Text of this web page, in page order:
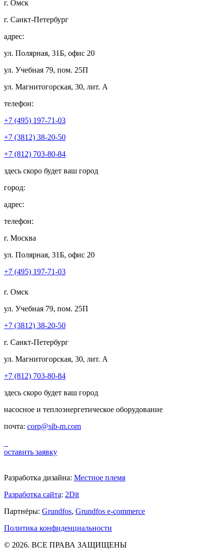
г. Омск
г. Санкт-Петербург
адрес:
ул. Полярная, 31Б, офис 20
ул. Учебная 79, пом. 25П
ул. Магнитогорская, 30, лит. А
телефон:
+7 (495) 197-71-03
+7 (3812) 38-20-50
+7 (812) 703-80-84
здесь скоро будет ваш город
город:
адрес:
телефон:
г. Москва
ул. Полярная, 31Б, офис 20
+7 (495) 197-71-03
г. Омск
ул. Учебная 79, пом. 25П
+7 (3812) 38-20-50
г. Санкт-Петербург
ул. Магнитогорская, 30, лит. А
+7 (812) 703-80-84
здесь скоро будет ваш город
насосное и теплоэнергетическое оборудование
почта: corp@sib-m.com
оставить заявку
Разработка дизайна: Местное племя
Разработка сайта: 2Dit
Партнёры: Grundfos, Grundfos e-commerce
Политика конфиденциальности
© 2026. ВСЕ ПРАВА ЗАЩИЩЕНЫ